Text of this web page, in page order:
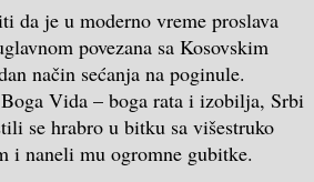
da je u moderno vreme proslava
povezana sa Kosovskim
način sećanja na poginule.
Vida – boga rata i izobilja, Srbi
se hrabro u bitku sa višestruko
i naneli mu ogromne gubitke.